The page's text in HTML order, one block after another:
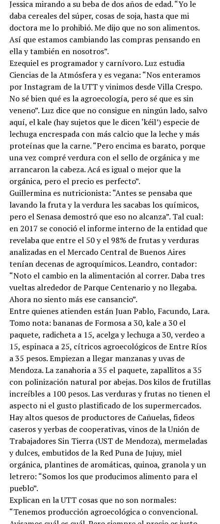
Jessica mirando a su beba de dos años de edad. “Yo le
daba cereales del súper, cosas de soja, hasta que mi
doctora me lo prohibió. Me dijo que no son alimentos.
Así que estamos cambiando las compras pensando en
ella y también en nosotros”.
Ezequiel es programador y carnívoro. Luz estudia
Ciencias de la Atmósfera y es vegana: “Nos enteramos
por Instagram de la UTT y vinimos desde Villa Crespo.
No sé bien qué es la agroecología, pero sé que es sin
veneno”. Luz dice que no consigue en ningún lado, salvo
aquí, el kale (hay sujetos que le dicen ‘kéil’) especie de
lechuga encrespada con más calcio que la leche y más
proteínas que la carne. “Pero encima es barato, porque
una vez compré verdura con el sello de orgánica y me
arrancaron la cabeza. Acá es igual o mejor que la
orgánica, pero el precio es perfecto”.
Guillermina es nutricionista: “Antes se pensaba que
lavando la fruta y la verdura les sacabas los químicos,
pero el Senasa demostró que eso no alcanza”. Tal cual:
en 2017 se conoció el informe interno de la entidad que
revelaba que entre el 50 y el 98% de frutas y verduras
analizadas en el Mercado Central de Buenos Aires
tenían decenas de agroquímicos. Leandro, contador:
“Noto el cambio en la alimentación al correr. Daba tres
vueltas alrededor de Parque Centenario y no llegaba.
Ahora no siento más ese cansancio”.
Entre quienes atienden están Juan Pablo, Facundo, Lara.
Tomo nota: bananas de Formosa a 30, kale a 30 el
paquete, radicheta a 15, acelga y lechuga a 30, verdeo a
15, espinaca a 25, cítricos agroecológicos de Entre Ríos
a 35 pesos. Empiezan a llegar manzanas y uvas de
Mendoza. La zanahoria a 35 el paquete, zapallitos a 35
con polinización natural por abejas. Dos kilos de frutillas
increíbles a 100 pesos. Las verduras y frutas no tienen el
aspecto ni el gusto plastificado de los supermercados.
Hay altos quesos de productores de Cañuelas, fideos
caseros y yerbas de cooperativas, vinos de la Unión de
Trabajadores Sin Tierra (UST de Mendoza), mermeladas
y dulces, embutidos de la Red Puna de Jujuy, miel
orgánica, plantines de aromáticas, quinoa, granola y un
letrero: “Somos los que producimos alimento para el
pueblo”.
Explican en la UTT cosas que no son normales:
“Tenemos producción agroecológica o convencional.